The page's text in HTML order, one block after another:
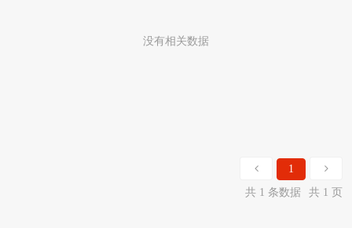
没有相关数据
1
共 1 条数据
共 1 页